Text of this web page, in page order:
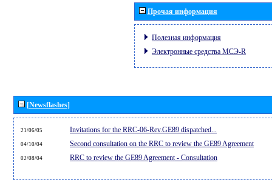
Прочая информация
Полезная информация
Электронные средства МСЭ-R
[Newsflashes]
21/06/05 Invitations for the RRC-06-Rev.GE89 dispatched...
04/10/04 Second consultation on the RRC to review the GE89 Agreement
02/08/04 RRC to review the GE89 Agreement - Consultation